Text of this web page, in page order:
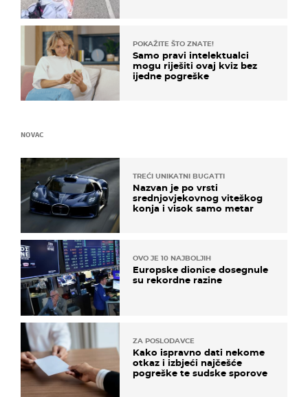
POKAŽITE ŠTO ZNATE!
Samo pravi intelektualci
mogu riješiti ovaj kviz bez
ijedne pogreške
NOVAC
TREĆI UNIKATNI BUGATTI
Nazvan je po vrsti
srednjovjekovnog viteškog
konja i visok samo metar
OVO JE 10 NAJBOLJIH
Europske dionice dosegnule
su rekordne razine
ZA POSLODAVCE
Kako ispravno dati nekome
otkaz i izbjeći najčešće
pogreške te sudske sporove